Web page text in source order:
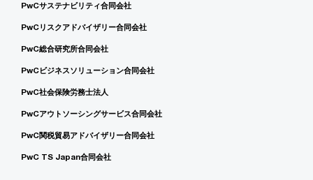
PwCサステナビリティ合同会社
PwCリスクアドバイザリー合同会社
PwC総合研究所合同会社
PwCビジネスソリューション合同会社
PwC社会保険労務士法人
PwCアウトソーシングサービス合同会社
PwC関税貿易アドバイザリー合同会社
PwC TS Japan合同会社